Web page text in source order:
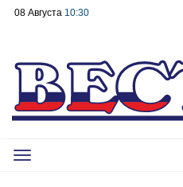
08 Августа 10:30
Toggle